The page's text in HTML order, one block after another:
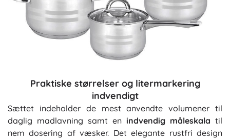
Praktiske størrelser og litermarkering
indvendigt
Sættet indeholder de mest anvendte volumener til
daglig madlavning samt en indvendig måleskala til
nem dosering af væsker. Det elegante rustfri design